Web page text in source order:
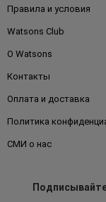
Правила и условия
Watsons Club
О Watsons
Контакты
Оплата и доставка
Политика
СМИ о нас